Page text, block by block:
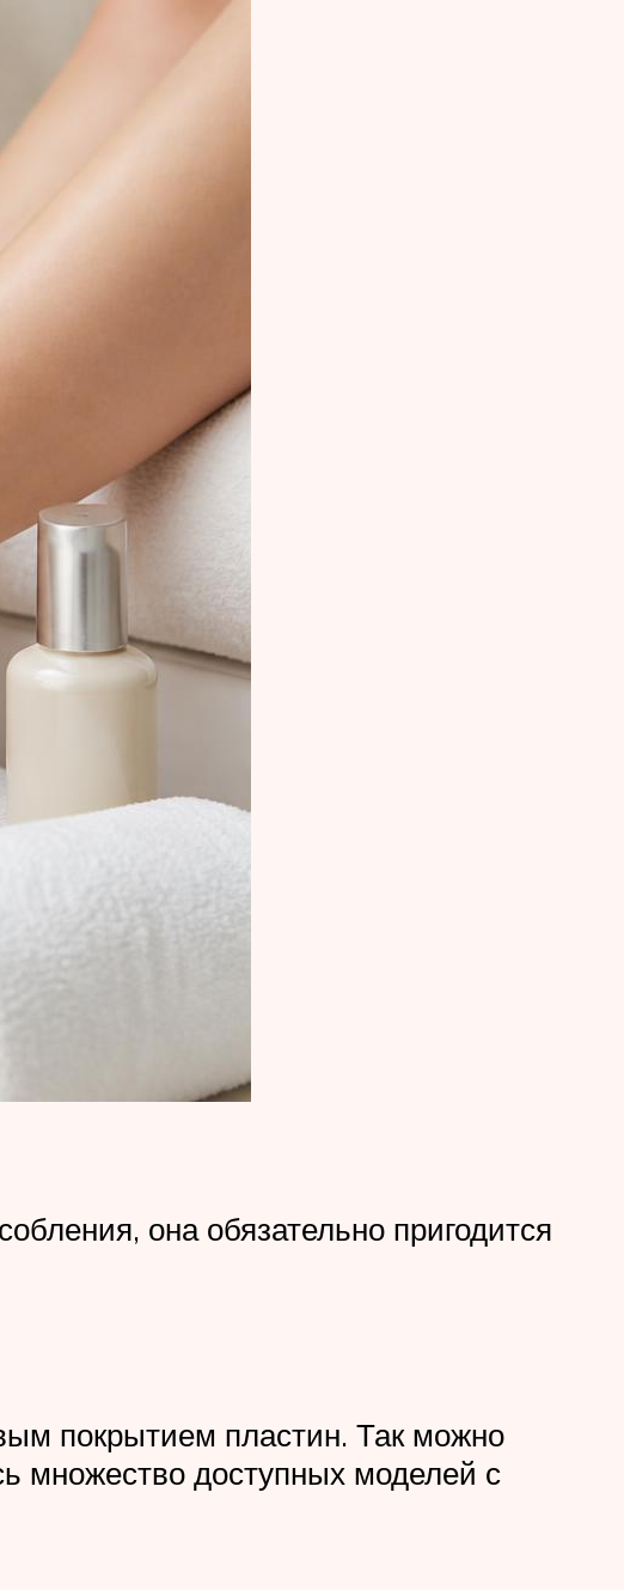
она обязательно пригодится
покрытием пластин. Так можно
множество доступных моделей с